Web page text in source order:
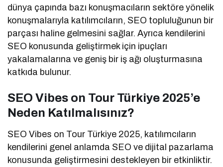
dünya çapında bazı konuşmacıların sektöre yönelik
konuşmalarıyla katılımcıların, SEO topluluğunun bir
parçası haline gelmesini sağlar. Ayrıca kendilerini
SEO konusunda geliştirmek için ipuçları
yakalamalarına ve geniş bir iş ağı oluşturmasına
katkıda bulunur.
SEO Vibes on Tour Türkiye 2025’e
Neden Katılmalısınız?
SEO Vibes on Tour Türkiye 2025, katılımcıların
kendilerini genel anlamda SEO ve dijital pazarlama
konusunda geliştirmesini destekleyen bir etkinliktir.